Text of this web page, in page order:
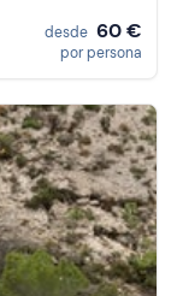
desde 60 €
por persona